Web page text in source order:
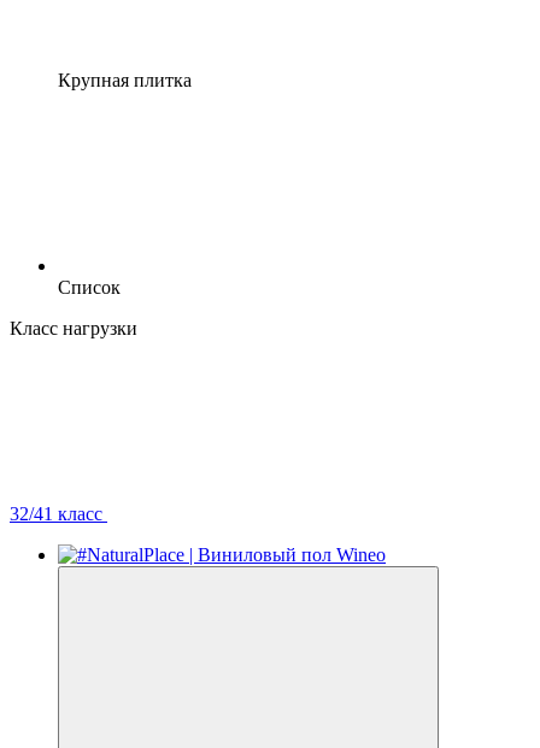
Крупная плитка
Список
Класс нагрузки
32/41 класс